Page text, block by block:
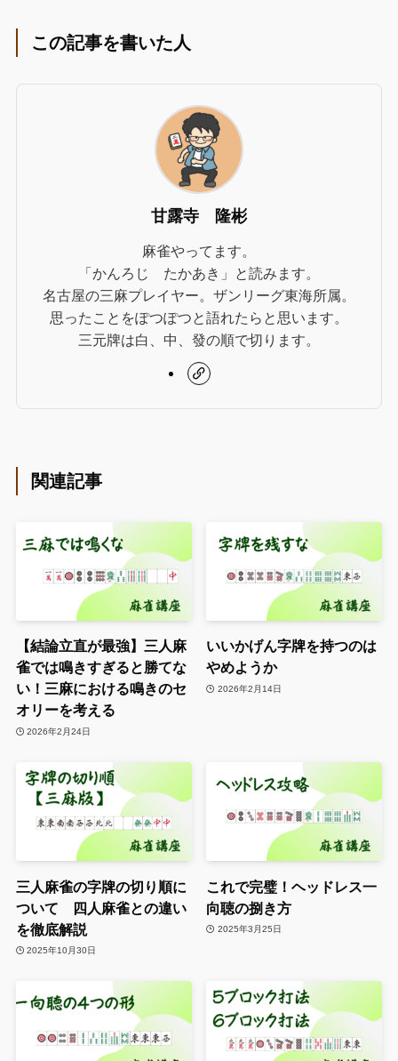
この記事を書いた人
甘露寺 隆彬
麻雀やってます。
「かんろじ たかあき」と読みます。
名古屋の三麻プレイヤー。ザンリーグ東海所属。
思ったことをぽつぽつと語れたらと思います。
三元牌は白、中、發の順で切ります。
関連記事
【結論立直が最強】三人麻
雀では鳴きすぎると勝てな
い！三麻における鳴きのセ
オリーを考える
2026年2月24日
いいかげん字牌を持つのは
やめようか
2026年2月14日
三人麻雀の字牌の切り順に
ついて 四人麻雀との違い
を徹底解説
2025年10月30日
これで完璧！ヘッドレス一
向聴の捌き方
2025年3月25日